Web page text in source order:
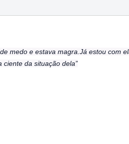
medo e estava magra.Já estou com
da situação dela”